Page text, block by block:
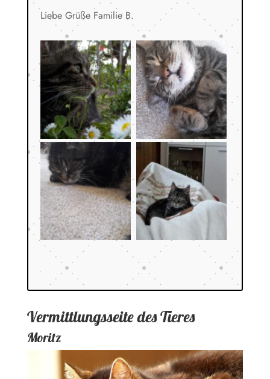
Liebe Grüße Familie B.
Vermittlungsseite des Tieres
Moritz